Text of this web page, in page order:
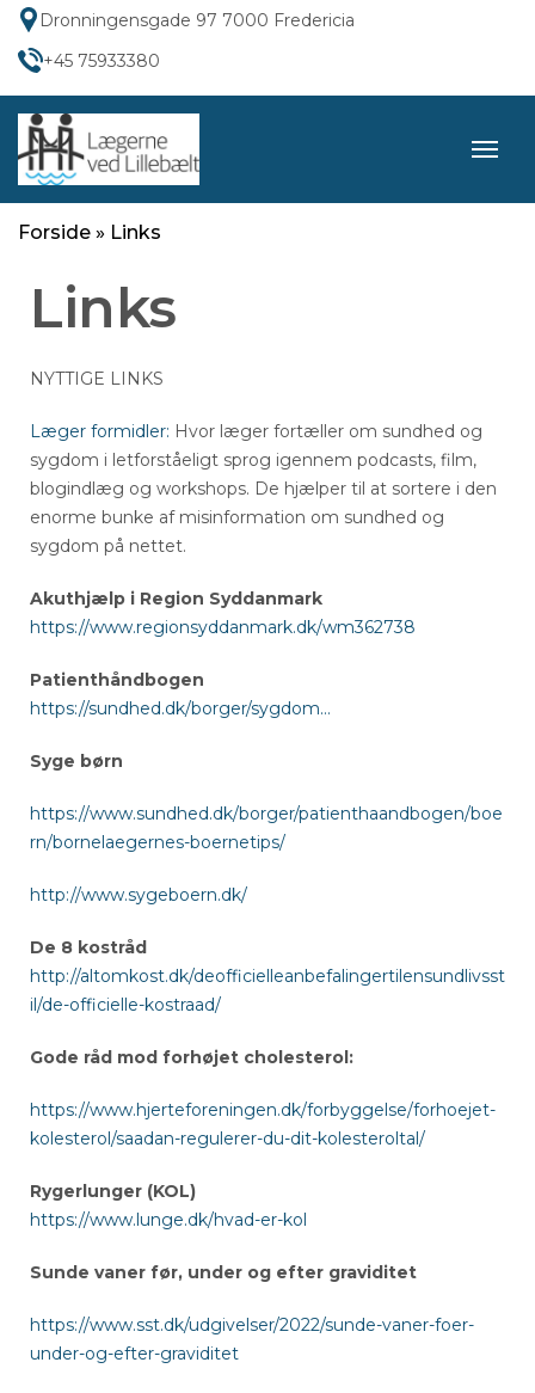
Dronningensgade 97 7000 Fredericia
+45 75933380
Forside » Links
Links
NYTTIGE LINKS
Læger formidler: Hvor læger fortæller om sundhed og
sygdom i letforståeligt sprog igennem podcasts, film,
blogindlæg og workshops. De hjælper til at sortere i den
enorme bunke af misinformation om sundhed og
sygdom på nettet.
Akuthjælp i Region Syddanmark
https://www.regionsyddanmark.dk/wm362738
Patienthåndbogen
https://sundhed.dk/borger/sygdom…
Syge børn
https://www.sundhed.dk/borger/patienthaandbogen/boe
rn/bornelaegernes-boernetips/
http://www.sygeboern.dk/
De 8 kostråd
http://altomkost.dk/deofficielleanbefalingertilensundlivsst
il/de-officielle-kostraad/
Gode råd mod forhøjet cholesterol:
https://www.hjerteforeningen.dk/forbyggelse/forhoejet-
kolesterol/saadan-regulerer-du-dit-kolesteroltal/
Rygerlunger (KOL)
https://www.lunge.dk/hvad-er-kol
Sunde vaner før, under og efter graviditet
https://www.sst.dk/udgivelser/2022/sunde-vaner-foer-
under-og-efter-graviditet